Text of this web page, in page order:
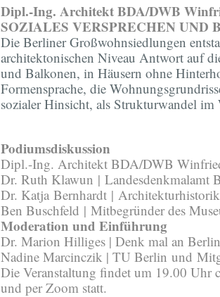
Dipl.-Ing. Architekt BDA/DWB
SOZIALES VERSPRECHEN UND
Die Berliner Großwohnsiedlungen
architektonischen Niveau Antwort auf
und Balkonen, in Häusern ohne
Formensprache, die
sozialer Hinsicht, als Strukturwandel
Podiumsdiskussion
Dipl.-Ing. Architekt BDA/DWB
Dr. Ruth Klawun | Landesdenkmalamt
Dr. Katja Bernhardt |
Ben Buschfeld | Mitbegründer des
Moderation und Einführung
Dr. Marion Hilliges | Denk mal an
Nadine Marcinczik | TU Berlin und
Die Veranstaltung findet um 19.00 Uhr
und per Zoom statt.